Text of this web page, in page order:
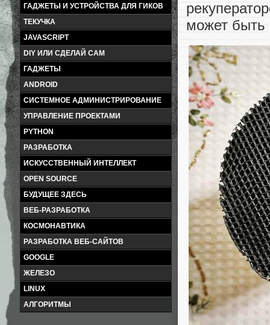
ГАДЖЕТЫ И УСТРОЙСТВА ДЛЯ ГИКОВ
ТЕКУЧКА
JAVASCRIPT
DIY ИЛИ СДЕЛАЙ САМ
ГАДЖЕТЫ
ANDROID
СИСТЕМНОЕ АДМИНИСТРИРОВАНИЕ
УПРАВЛЕНИЕ ПРОЕКТАМИ
PYTHON
РАЗРАБОТКА
ИСКУССТВЕННЫЙ ИНТЕЛЛЕКТ
OPEN SOURCE
БУДУЩЕЕ ЗДЕСЬ
ВЕБ-РАЗРАБОТКА
КОСМОНАВТИКА
РАЗРАБОТКА ВЕБ-САЙТОВ
GOOGLE
ЖЕЛЕЗО
LINUX
АЛГОРИТМЫ
может быть